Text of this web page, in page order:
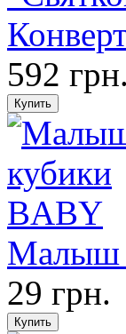
592 грн.
Малыш
29 грн.